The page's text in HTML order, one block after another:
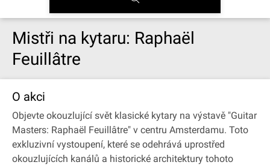
Mistři na kytaru: Raphaël
Feuillâtre
O akci
Objevte okouzlující svět klasické kytary na výstavě "Guitar
Masters: Raphaël Feuillâtre" v centru Amsterdamu. Toto
exkluzivní vystoupení, které se odehrává uprostřed
okouzlujících kanálů a historické architektury tohoto